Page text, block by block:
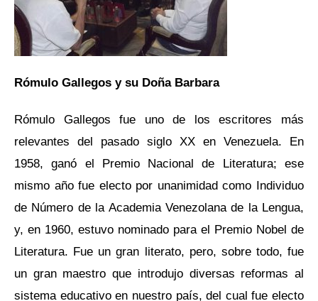
Rómulo Gallegos y su Doña Barbara
Rómulo Gallegos fue uno de los escritores más
relevantes del pasado siglo XX en Venezuela. En
1958, ganó el Premio Nacional de Literatura; ese
mismo año fue electo por unanimidad como Individuo
de Número de la Academia Venezolana de la Lengua,
y, en 1960, estuvo nominado para el Premio Nobel de
Literatura. Fue un gran literato, pero, sobre todo, fue
un gran maestro que introdujo diversas reformas al
sistema educativo en nuestro país, del cual fue electo